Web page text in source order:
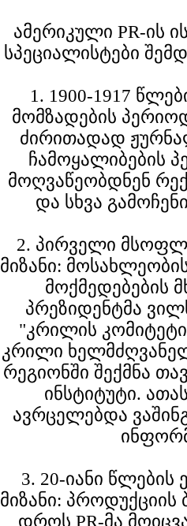
ამერიკული PR-ის
სპეციალისტები
1. 1900-1917
მომზადების
ძირითადად
ჩამოყალიბების
მოღვაწეობდნენ
და სხვა
2. პირველი
მიზანი:
მოქმედებების
პრეზიდენტმა
"კრილის
კრილი
რეგიონში შექმნა
ინსტიტუტი.
ავრცელებდა
3. 20-იანი წლების
მიზანი: პროდუქციის
დროს PR-მა